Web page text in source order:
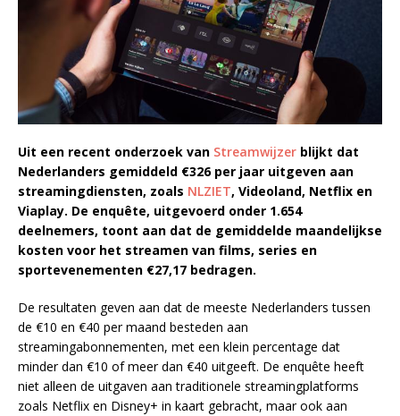
Uit een recent onderzoek van Streamwijzer blijkt dat
Nederlanders gemiddeld €326 per jaar uitgeven aan
streamingdiensten, zoals NLZIET, Videoland, Netflix en
Viaplay. De enquête, uitgevoerd onder 1.654
deelnemers, toont aan dat de gemiddelde maandelijkse
kosten voor het streamen van films, series en
sportevenementen €27,17 bedragen.
De resultaten geven aan dat de meeste Nederlanders tussen
de €10 en €40 per maand besteden aan
streamingabonnementen, met een klein percentage dat
minder dan €10 of meer dan €40 uitgeeft. De enquête heeft
niet alleen de uitgaven aan traditionele streamingplatforms
zoals Netflix en Disney+ in kaart gebracht, maar ook aan